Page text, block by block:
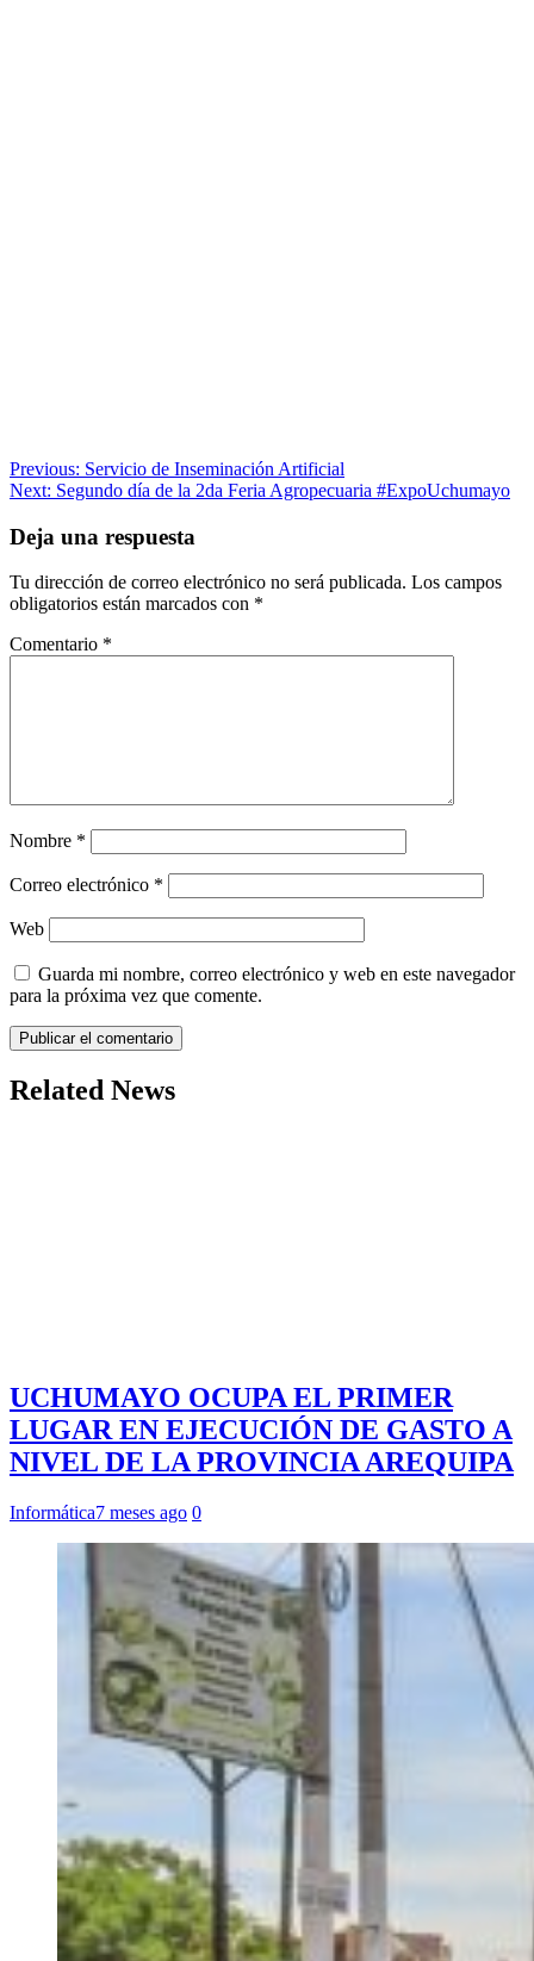
Navegación
de
entradas
Previous: Servicio de Inseminación Artificial
Next: Segundo día de la 2da Feria Agropecuaria #ExpoUchumayo
Deja una respuesta
Tu dirección de correo electrónico no será publicada. Los campos
obligatorios están marcados con *
Comentario *
Nombre *
Correo electrónico *
Web
Guarda mi nombre, correo electrónico y web en este navegador
para la próxima vez que comente.
Related News
UCHUMAYO OCUPA EL PRIMER
LUGAR EN EJECUCIÓN DE GASTO A
NIVEL DE LA PROVINCIA AREQUIPA
Informática7 meses ago 0